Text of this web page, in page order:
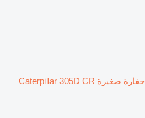
حفارة صغيرة Caterpillar 305D CR